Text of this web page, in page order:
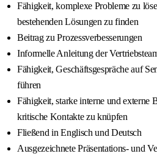
Fähigkeit, komplexe Probleme zu
bestehenden Lösungen zu finden
Beitrag zu Prozessverbesserungen
Informelle Anleitung der
Fähigkeit, Geschäftsgespräche auf
führen
Fähigkeit, starke interne und externe
kritische Kontakte zu knüpfen
Fließend in Englisch und Deutsch
Ausgezeichnete Präsentations- und